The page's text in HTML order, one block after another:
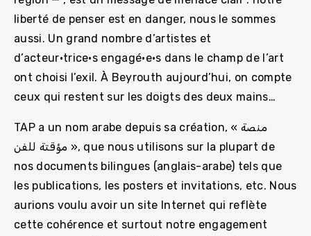
liberté de penser est en danger, nous le sommes
aussi. Un grand nombre d’artistes et
d’acteur·trice·s engagé·e·s dans le champ de l’art
ont choisi l’exil. À Beyrouth aujourd’hui, on compte
ceux qui restent sur les doigts des deux mains…
TAP a un nom arabe depuis sa création, « منصة
مؤقتة للفن », que nous utilisons sur la plupart de
nos documents bilingues (anglais-arabe) tels que
les publications, les posters et invitations, etc. Nous
aurions voulu avoir un site Internet qui reflète
cette cohérence et surtout notre engagement